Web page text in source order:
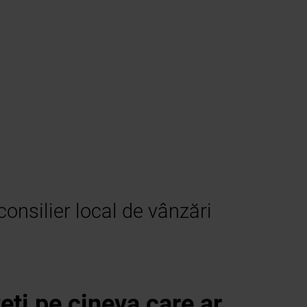
local de vânzări